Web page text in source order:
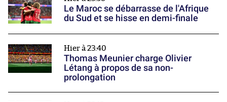
Le Maroc se débarrasse de l'Afrique
du Sud et se hisse en demi-finale
Hier à 23:40
Thomas Meunier charge Olivier
Létang à propos de sa non-
prolongation